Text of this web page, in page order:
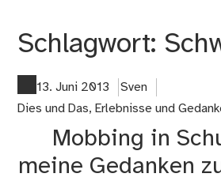
Schlagwort:
13. Juni 2013
Sven
Dies und Das, Erlebnisse und
Mobbing in
meine Gedanken